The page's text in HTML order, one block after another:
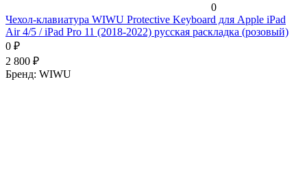
0
Чехол-клавиатура WIWU Protective Keyboard для Apple iPad
Air 4/5 / iPad Pro 11 (2018-2022) русская раскладка (розовый)
0 ₽
2 800 ₽
Бренд: WIWU